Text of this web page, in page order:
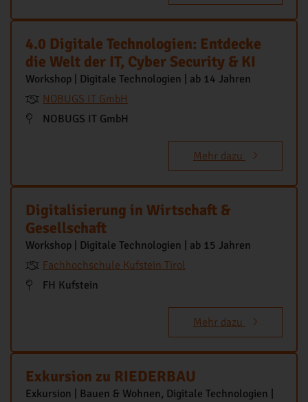
4.0 Digitale Technologien: Entdecke
die Welt der IT, Cyber Security & KI
Workshop | Digitale Technologien | ab 14 Jahren
NOBUGS IT GmbH
NOBUGS IT GmbH
Mehr dazu
Digitalisierung in Wirtschaft &
Gesellschaft
Workshop | Digitale Technologien | ab 15 Jahren
Fachhochschule Kufstein Tirol
FH Kufstein
Mehr dazu
Exkursion zu RIEDERBAU
Exkursion | Bauen & Wohnen, Digitale Technologien |